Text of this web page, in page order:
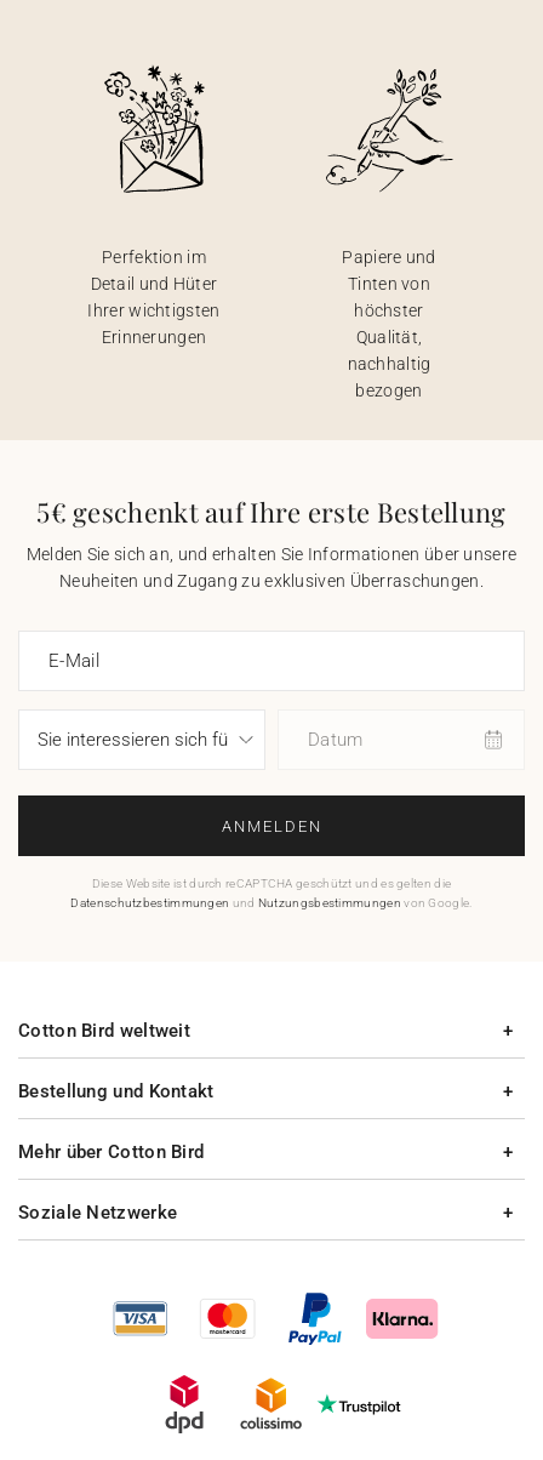
Perfektion im
Detail und Hüter
Ihrer wichtigsten
Erinnerungen
Papiere und
Tinten von
höchster
Qualität,
nachhaltig
bezogen
5€ geschenkt auf Ihre erste Bestellung
Melden Sie sich an, und erhalten Sie Informationen über unsere
Neuheiten und Zugang zu exklusiven Überraschungen.
E-Mail
Datum
ANMELDEN
Diese Website ist durch reCAPTCHA geschützt und es gelten die
Datenschutzbestimmungen und Nutzungsbestimmungen von Google.
Bestellung und Kontakt
Mehr über Cotton Bird
Cotton Bird weltweit
Soziale Netzwerke